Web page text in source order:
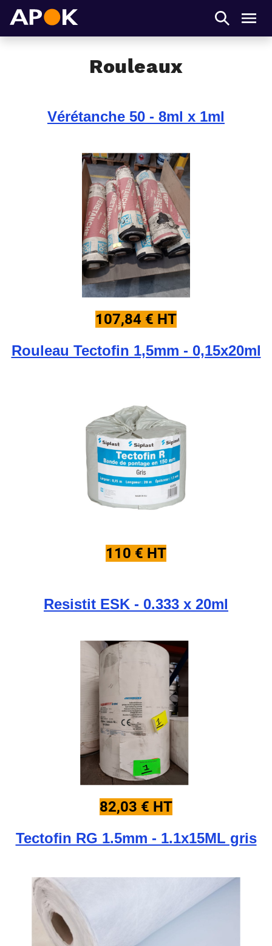
Rouleaux
Vérétanche 50 - 8ml x 1ml
107,84 € HT
Rouleau Tectofin 1,5mm - 0,15x20ml
110 € HT
Resistit ESK - 0.333 x 20ml
82,03 € HT
Tectofin RG 1.5mm - 1.1x15ML gris